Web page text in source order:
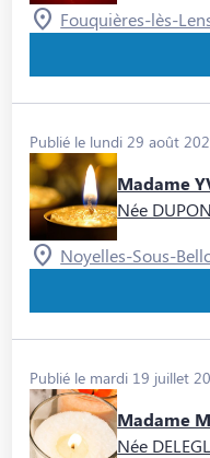
Fouquières-lès-
Publié le lundi 29 août
Madame
Née
Noyelles-Sous-
Publié le mardi 19 juillet
Madame
Née